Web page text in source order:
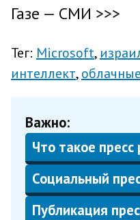
Газе — СМИ >>>
Тег: Microsoft
интеллект
Важно:
Что такое пресс
Социальный
Публикация